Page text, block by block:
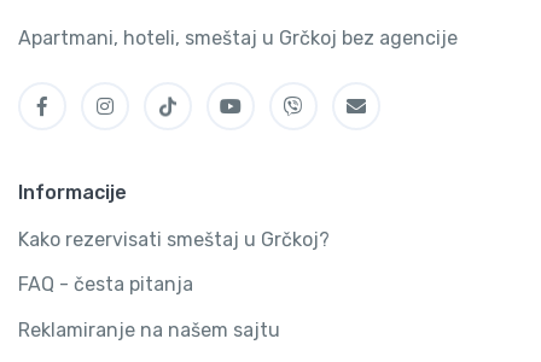
Apartmani, hoteli, smeštaj u Grčkoj bez agencije
Informacije
Kako rezervisati smeštaj u Grčkoj?
FAQ - česta pitanja
Reklamiranje na našem sajtu